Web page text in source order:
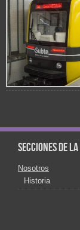
Secciones de
Nosotros
Historia